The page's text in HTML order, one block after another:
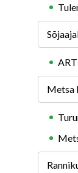
Metsa